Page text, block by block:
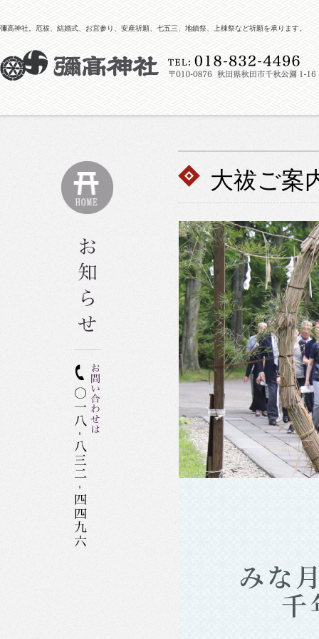
彌高神社。厄祓、結婚式、お宮参り、安産祈願、七五三、地鎮祭、上棟祭など祈願を承ります。
大祓ご案